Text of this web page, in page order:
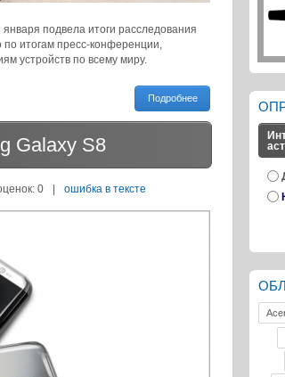
подвела итоги расследования
по итогам пресс-конференции,
устройств по всему миру.
Подробнее
Galaxy S8
0 | ошибка в тексте